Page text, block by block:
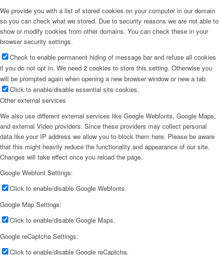
We provide you with a list of stored cookies on your computer in our domain
so you can check what we stored. Due to security reasons we are not able to
show or modify cookies from other domains. You can check these in your
browser security settings.
Check to enable permanent hiding of message bar and refuse all cookies
if you do not opt in. We need 2 cookies to store this setting. Otherwise you
will be prompted again when opening a new browser window or new a tab.
Click to enable/disable essential site cookies.
Other external services
We also use different external services like Google Webfonts, Google Maps,
and external Video providers. Since these providers may collect personal
data like your IP address we allow you to block them here. Please be aware
that this might heavily reduce the functionality and appearance of our site.
Changes will take effect once you reload the page.
Google Webfont Settings:
Click to enable/disable Google Webfonts.
Google Map Settings:
Click to enable/disable Google Maps.
Google reCaptcha Settings:
Click to enable/disable Google reCaptcha.